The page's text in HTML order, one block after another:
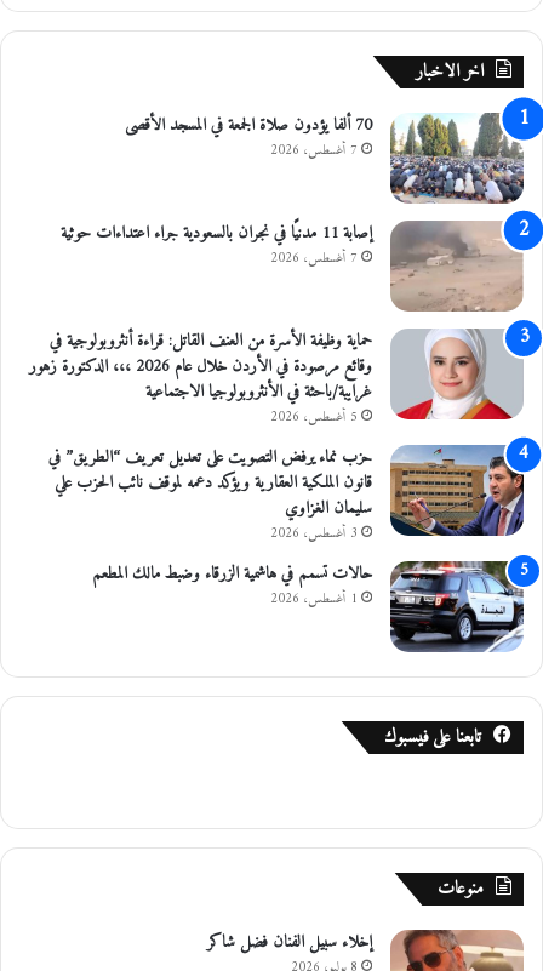
اخر الاخبار
70 ألفا يؤدون صلاة الجمعة في المسجد الأقصى
7 أغسطس، 2026
إصابة 11 مدنيًا في نجران بالسعودية جراء اعتداءات حوثية
7 أغسطس، 2026
حماية وظيفة الأسرة من العنف القاتل: قراءة أنثروبولوجية في
وقائع مرصودة في الأردن خلال عام 2026 ،،، الدكتورة زهور
غرايبة/باحثة في الأنثروبولوجيا الاجتماعية
5 أغسطس، 2026
حزب نماء يرفض التصويت على تعديل تعريف “الطريق” في
قانون الملكية العقارية ويؤكد دعمه لموقف نائب الحزب علي
سليمان الغزاوي
3 أغسطس، 2026
حالات تسمم في هاشمية الزرقاء وضبط مالك المطعم
1 أغسطس، 2026
تابعنا على فيسبوك
منوعات
إخلاء سبيل الفنان فضل شاكر